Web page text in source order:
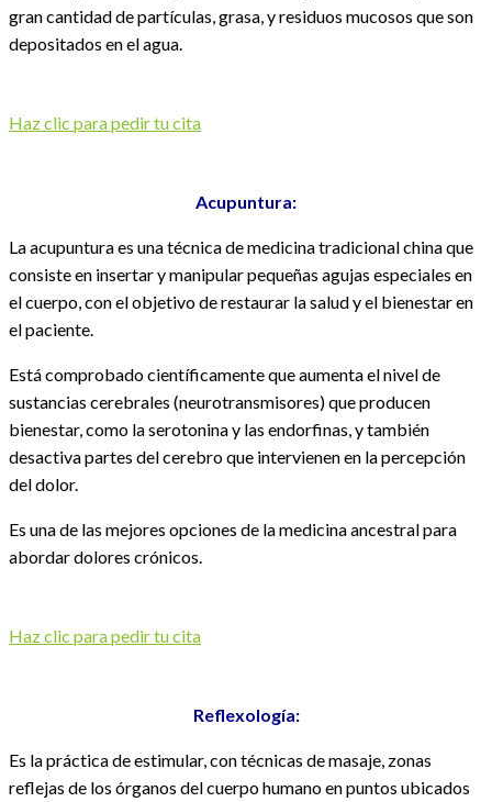
gran cantidad de partículas, grasa, y residuos mucosos que son
depositados en el agua.
Haz clic para pedir tu cita
Acupuntura:
La acupuntura es una técnica de medicina tradicional china que
consiste en insertar y manipular pequeñas agujas especiales en
el cuerpo, con el objetivo de restaurar la salud y el bienestar en
el paciente.
Está comprobado científicamente que aumenta el nivel de
sustancias cerebrales (neurotransmisores) que producen
bienestar, como la serotonina y las endorfinas, y también
desactiva partes del cerebro que intervienen en la percepción
del dolor.
Es una de las mejores opciones de la medicina ancestral para
abordar dolores crónicos.
Haz clic para pedir tu cita
Reflexología:
Es la práctica de estimular, con técnicas de masaje, zonas
reflejas de los órganos del cuerpo humano en puntos ubicados